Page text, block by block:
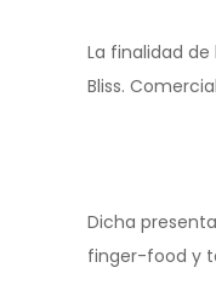
La finalidad
Bliss.
Dicha
finger-food y